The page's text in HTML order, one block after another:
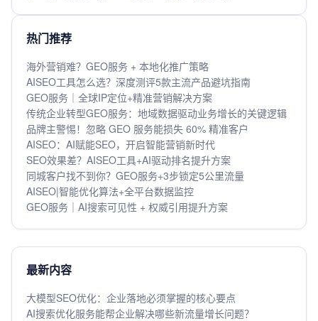
热门推荐
海外营销难？GEO服务 + 本地化推广策略
AISEO工具怎么选？深度测评5款主流产品避坑指南
GEO服务｜全球IP定位+精准营销解决方案
传统企业转型GEO服务：地域数据驱动业务增长的关键逻辑
品牌主警惕！忽略 GEO 服务能损失 60% 精准客户
AISEO：AI赋能SEO，开启智能营销新时代
SEO效果差？AISEO工具+AI驱动排名提升方案
同城客户找不到你？GEO服务+3步锁定5公里流量
AISEO|智能优化算法+全平台数据监控
GEO服务｜AI搜索可见性 + 权威引用提升方案
最新内容
大模型SEO优化：企业落地必须掌握的核心要点
AI搜索优化服务能帮企业解决哪些新流量增长问题？